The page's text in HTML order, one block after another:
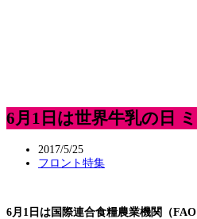
6月1日は世界牛乳の日
2017/5/25
フロント特集
6月1日は国際連合食糧農業機関（